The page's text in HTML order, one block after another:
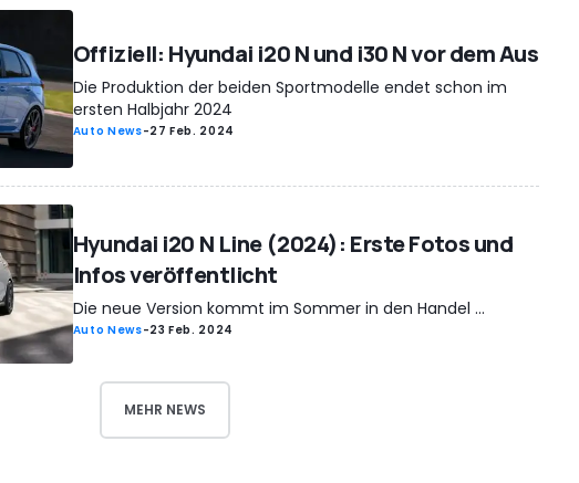
Offiziell: Hyundai i20 N und i30 N vor dem Aus
Die Produktion der beiden Sportmodelle endet schon im
ersten Halbjahr 2024
Auto News-27 Feb. 2024
Hyundai i20 N Line (2024): Erste Fotos und
Infos veröffentlicht
Die neue Version kommt im Sommer in den Handel ...
Auto News-23 Feb. 2024
MEHR NEWS